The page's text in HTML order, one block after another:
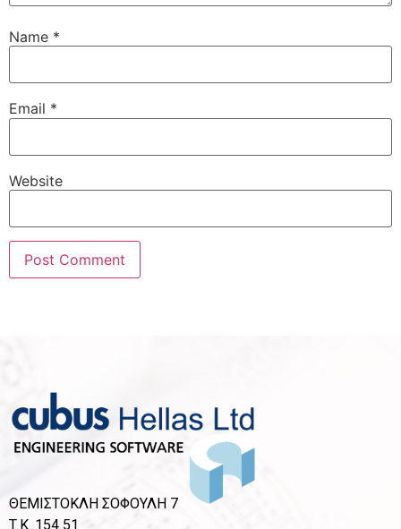
Name *
Email *
Website
ΘΕΜΙΣΤΟΚΛΗ ΣΟΦΟΥΛΗ 7
Τ.Κ. 154 51